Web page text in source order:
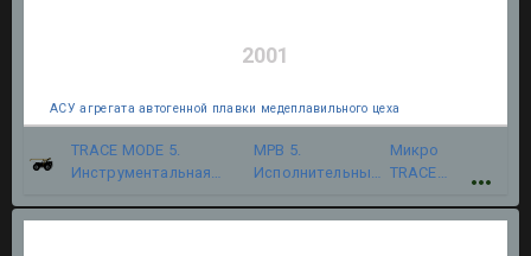
2001
АСУ агрегата автогенной плавки медеплавильного цеха
TRACE MODE 5.
Инструментальная
МРВ 5.
Исполнительный
Микро
TRACE